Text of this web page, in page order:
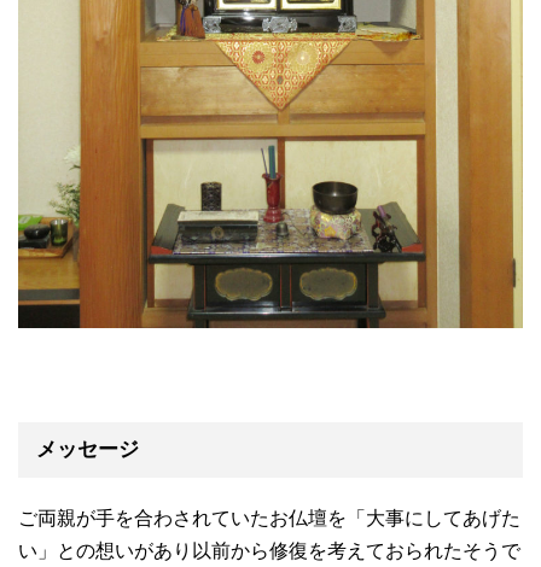
メッセージ
ご両親が手を合わされていたお仏壇を「大事にしてあげた
い」との想いがあり以前から修復を考えておられたそうで